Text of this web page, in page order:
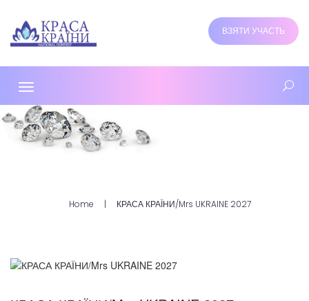
ВЗЯТИ УЧАСТЬ
Toggle
Home КРАСА КРАЇНИ/Mrs UKRAINE 2027